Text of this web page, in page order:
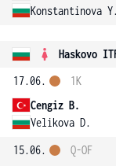
Konstantinova Y.
Haskovo
17.06.
Cengiz B.
Velikova D.
1K
15.06.
Q-OF